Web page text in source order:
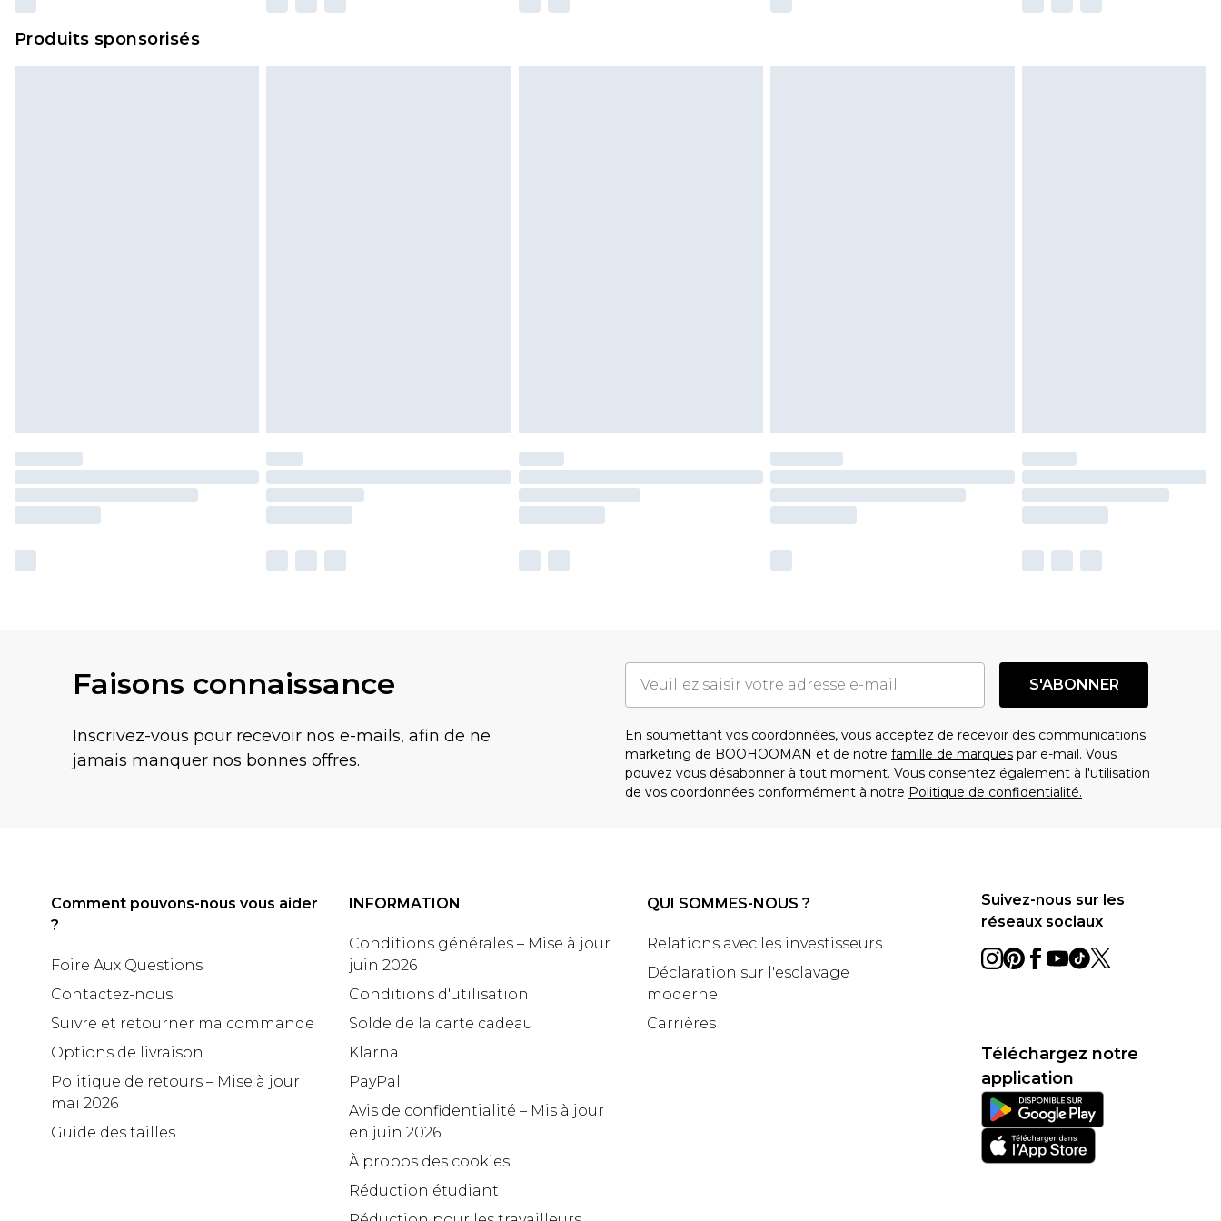
Produits sponsorisés
Faisons connaissance
Inscrivez-vous pour recevoir nos e-mails, afin de ne
jamais manquer nos bonnes offres.
S'ABONNER
En soumettant vos coordonnées, vous acceptez de recevoir des communications
marketing de BOOHOOMAN et de notre famille de marques par e-mail. Vous
pouvez vous désabonner à tout moment. Vous consentez également à l'utilisation
de vos coordonnées conformément à notre Politique de confidentialité.
Comment pouvons-nous vous aider
?
Foire Aux Questions
Contactez-nous
Suivre et retourner ma commande
Options de livraison
Politique de retours – Mise à jour
mai 2026
Guide des tailles
INFORMATION
Conditions générales – Mise à jour
juin 2026
Conditions d'utilisation
Solde de la carte cadeau
Klarna
PayPal
Avis de confidentialité – Mis à jour
en juin 2026
À propos des cookies
Réduction étudiant
QUI SOMMES-NOUS ?
Relations avec les investisseurs
Déclaration sur l'esclavage
moderne
Carrières
Suivez-nous sur les
réseaux sociaux
Téléchargez notre
application